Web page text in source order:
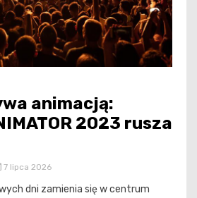
animacją:
2023 rusza
7 lipca 2026
dni zamienia się w centrum